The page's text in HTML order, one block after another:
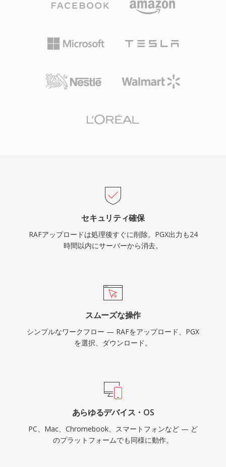
セキュリティ確保
RAFアップロードは処理後すぐに削除。PGX出力も24
時間以内にサーバーから消去。
スムーズな操作
シンプルなワークフロー — RAFをアップロード、PGX
を選択、ダウンロード。
あらゆるデバイス・OS
PC、Mac、Chromebook、スマートフォンなど — ど
のプラットフォームでも同様に動作。